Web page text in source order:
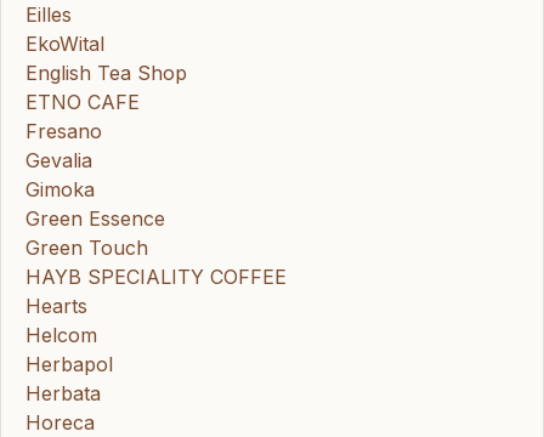
Eilles
EkoWital
English Tea Shop
ETNO CAFE
Fresano
Gevalia
Gimoka
Green Essence
Green Touch
HAYB SPECIALITY COFFEE
Hearts
Helcom
Herbapol
Herbata
Horeca